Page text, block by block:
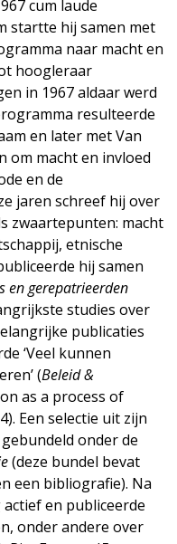
cum laude
startte hij samen met
naar macht en
hoogleraar
in 1967 aldaar werd
resulteerde
en later met Van
om macht en invloed
en de
jaren schreef hij over
zwaartepunten: macht
etnische
hij samen
en gerepatrieerden
studies over
publicaties
‘Veel kunnen
(Beleid &
as a process of
Een selectie uit zijn
onder de
(deze bundel bevat
een bibliografie). Na
en publiceerde
onder andere over